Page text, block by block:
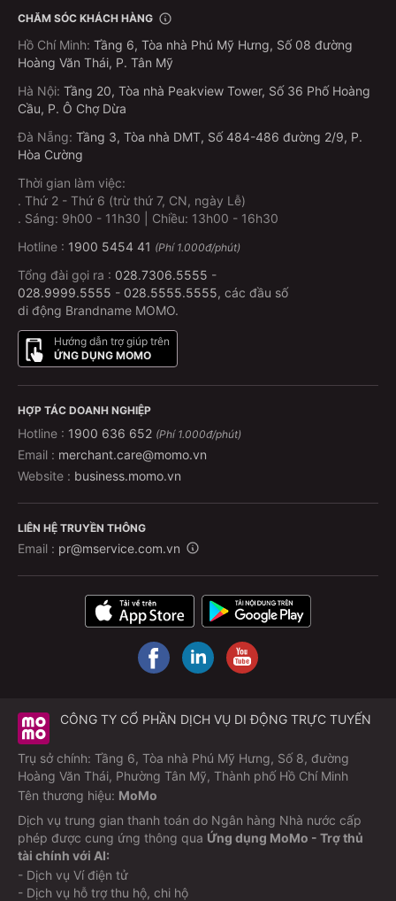
CHĂM SÓC KHÁCH HÀNG
Hồ Chí Minh: Tầng 6, Tòa nhà Phú Mỹ Hưng, Số 08 đường
Hoàng Văn Thái, P. Tân Mỹ
Hà Nội: Tầng 20, Tòa nhà Peakview Tower, Số 36 Phố Hoàng
Cầu, P. Ô Chợ Dừa
Đà Nẵng: Tầng 3, Tòa nhà DMT, Số 484-486 đường 2/9, P.
Hòa Cường
Thời gian làm việc:
. Thứ 2 - Thứ 6 (trừ thứ 7, CN, ngày Lễ)
. Sáng: 9h00 - 11h30 | Chiều: 13h00 - 16h30
Hotline : 1900 5454 41 (Phí 1.000đ/phút)
Tổng đài gọi ra : 028.7306.5555 -
028.9999.5555 - 028.5555.5555, các đầu số
di động Brandname MOMO.
Hướng dẫn trợ giúp trên
ỨNG DỤNG MOMO
HỢP TÁC DOANH NGHIỆP
Hotline : 1900 636 652 (Phí 1.000đ/phút)
Email : merchant.care@momo.vn
Website : business.momo.vn
LIÊN HỆ TRUYỀN THÔNG
Email : pr@mservice.com.vn
CÔNG TY CỔ PHẦN DỊCH VỤ DI ĐỘNG TRỰC TUYẾN
Trụ sở chính: Tầng 6, Tòa nhà Phú Mỹ Hưng, Số 8, đường
Hoàng Văn Thái, Phường Tân Mỹ, Thành phố Hồ Chí Minh
Tên thương hiệu: MoMo
Dịch vụ trung gian thanh toán do Ngân hàng Nhà nước cấp
phép được cung ứng thông qua Ứng dụng MoMo - Trợ thủ
tài chính với AI:
- Dịch vụ Ví điện tử
- Dịch vụ hỗ trợ thu hộ, chi hộ